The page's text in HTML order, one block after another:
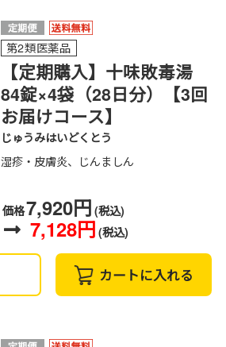
第2類医薬品
【定期購入】十味敗毒湯
84錠×4袋（28日分）【3回
お届けコース】
じゅうみはいどくとう
湿疹・皮膚炎、じんましん
価格7,920円 (税込)
7,128円 (税込)
カートに入れる